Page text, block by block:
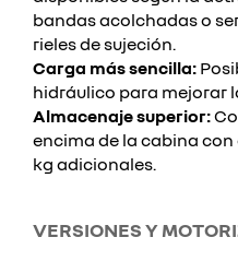
bandas acolchadas o
rieles de sujeción.
Carga más sencilla:
hidráulico para mejorar
Almacenaje superior:
encima de la cabina
kg adicionales.
VERSIONES Y